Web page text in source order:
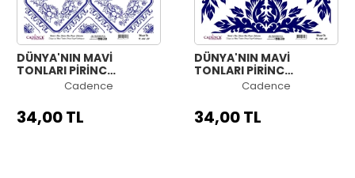
DÜNYA'NIN MAVİ
TONLARI PİRİNÇ
KOLEKSİYON BEYAZ
Cadence
34,00 TL
DÜNYA'NIN MAVİ
TONLARI PİRİNÇ
KOLEKSİYON BEYAZ
Cadence
34,00 TL